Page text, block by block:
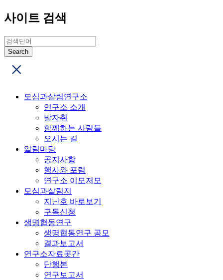
사이트 검색
모심과살림연구소
연구소 소개
발자취
함께하는 사람들
오시는 길
알림마당
공지사항
행사와 포럼
연구소 이모저모
모심과살림지
지난호 바로보기
구독신청
생명협동연구
생명협동연구 공모
결과보고서
연구소자료곳간
단행본
연구보고서